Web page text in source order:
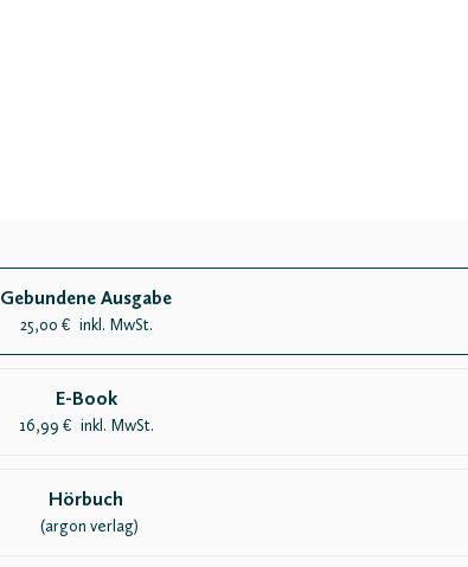
Gebundene Ausgabe
25,00 € inkl. MwSt.
E-Book
16,99 € inkl. MwSt.
Hörbuch
(argon verlag)